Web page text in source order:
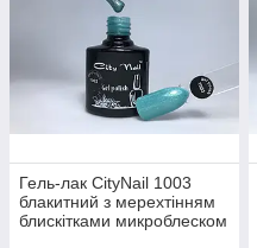
Гель-лак CityNail 1003
блакитний з мерехтінням
блискітками микроблеском